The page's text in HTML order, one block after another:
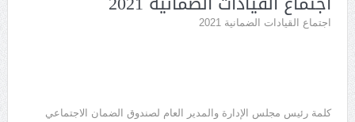
اجتماع القيادات الضمانية 2021
كلمة رئيس مجلس الإدارة والمدير العام لصندوق الضمان الاجتماعي